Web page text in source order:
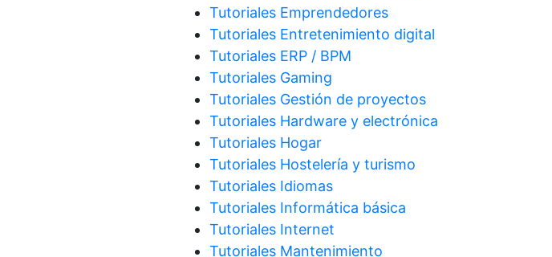
Tutoriales Emprendedores
Tutoriales Entretenimiento digital
Tutoriales ERP / BPM
Tutoriales Gaming
Tutoriales Gestión de proyectos
Tutoriales Hardware y electrónica
Tutoriales Hogar
Tutoriales Hostelería y turismo
Tutoriales Idiomas
Tutoriales Informática básica
Tutoriales Internet
Tutoriales Mantenimiento